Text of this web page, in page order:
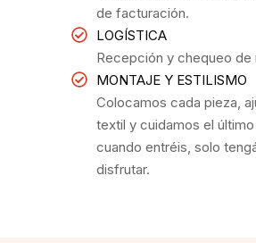
de facturación.
LOGÍSTICA
Recepción y chequeo de
MONTAJE Y ESTILISMO
Colocamos cada pieza,
textil y cuidamos el último
cuando entréis, solo
disfrutar.